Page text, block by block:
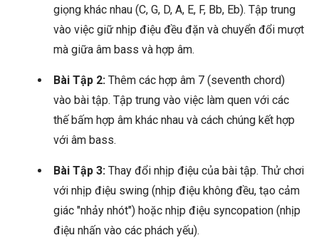
giọng khác nhau (C, G, D, A, E, F, Bb, Eb). Tập trung
vào việc giữ nhịp điệu đều đặn và chuyển đổi mượt
mà giữa âm bass và hợp âm.
Bài Tập 2: Thêm các hợp âm 7 (seventh chord)
vào bài tập. Tập trung vào việc làm quen với các
thế bấm hợp âm khác nhau và cách chúng kết hợp
với âm bass.
Bài Tập 3: Thay đổi nhịp điệu của bài tập. Thử chơi
với nhịp điệu swing (nhịp điệu không đều, tạo cảm
giác "nhảy nhót") hoặc nhịp điệu syncopation (nhịp
điệu nhấn vào các phách yếu).